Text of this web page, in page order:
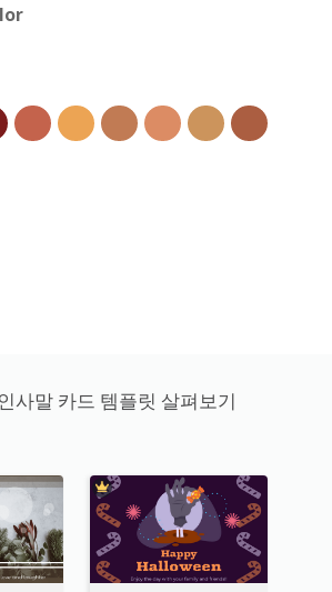
사말 카드 템플릿 살펴보기